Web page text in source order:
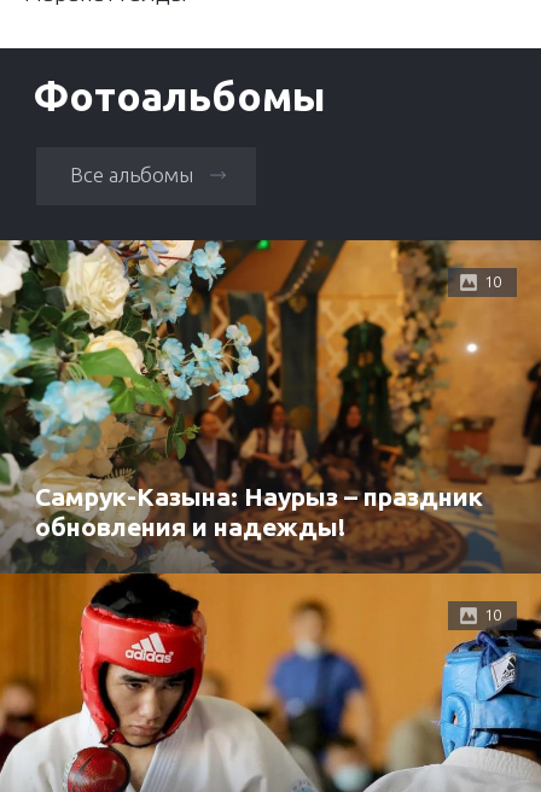
Фотоальбомы
Все альбомы
10
Самрук-Казына: Наурыз – праздник
обновления и надежды!
10